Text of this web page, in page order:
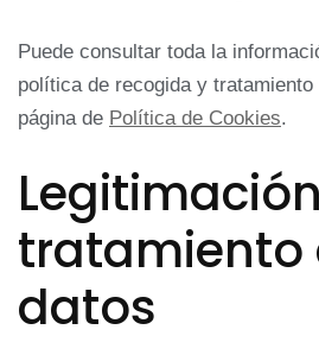
Puede consultar toda la
política de recogida y
página de Política de Cookies.
tratamiento
datos